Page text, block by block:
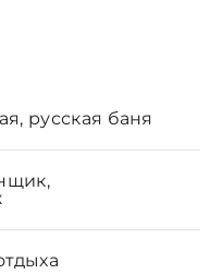
русская баня